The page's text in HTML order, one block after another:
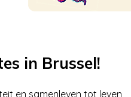
in Brussel!
en samenleven tot leven